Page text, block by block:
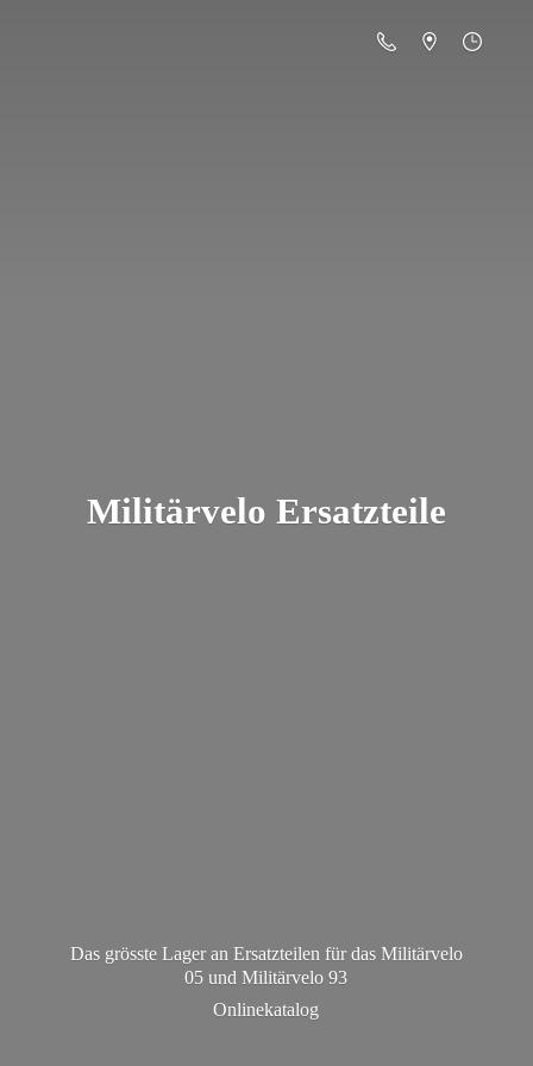
Militärvelo Ersatzteile
Das grösste Lager an Ersatzteilen für das Militärvelo
05 und Militärvelo 93
Onlinekatalog